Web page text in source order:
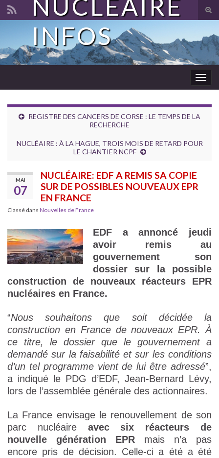
Search for:
NUCLÉAIRE
INFOS
REGISTRE DES CANCERS DE CORSE : LE TEMPS DE LA
RECHERCHE
NUCLÉAIRE : À LA HAGUE, TROIS MOIS DE RETARD POUR
LE CHANTIER NCPF
MAI
07
NUCLÉAIRE: EDF A REMIS SA COPIE
SUR DE POSSIBLES NOUVEAUX EPR
EN FRANCE
Classé dans Nouvelles de France
EDF
a annoncé jeudi
avoir remis au
gouvernement son
dossier sur la possible
construction de nouveaux réacteurs EPR
nucléaires en France.
“Nous souhaitons que soit décidée la
construction en France de nouveaux EPR. À
ce titre, le dossier que le gouvernement a
demandé sur la faisabilité et sur les conditions
d’un tel programme vient de lui être adressé”,
a indiqué le PDG d’EDF, Jean-Bernard Lévy,
lors de l’assemblée générale des actionnaires.
La France envisage le renouvellement de son
parc nucléaire avec six réacteurs de
nouvelle génération EPR mais n’a pas
encore pris de décision. Celle-ci a été a été